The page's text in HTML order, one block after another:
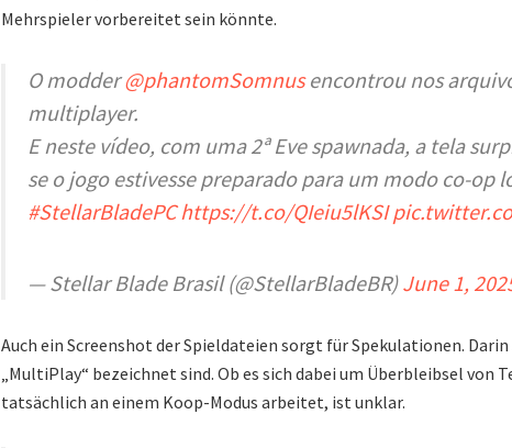
Mehrspieler vorbereitet sein könnte.
O modder@phantomSomnusencontrou nos
multiplayer.
E neste vídeo, com uma 2ª Eve spawnada, a tela
se o jogo estivesse preparado para um modo co-op
#StellarBladePC https://t.co/QIeiu5lKSI
— Stellar Blade Brasil (@StellarBladeBR)June 1,
Auch ein Screenshot der Spieldateien sorgt für Spekulationen.
„MultiPlay“ bezeichnet sind. Ob es sich dabei um Überbleibsel von
tatsächlich an einem Koop-Modus arbeitet, ist unklar.